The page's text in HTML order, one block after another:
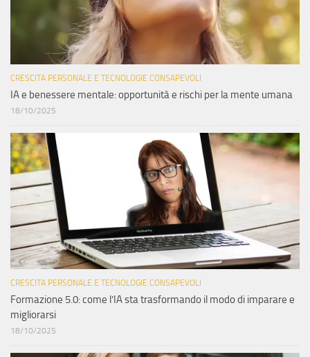
CRESCITA PERSONALE E TECNOLOGIE CONSAPEVOLI
IA e benessere mentale: opportunità e rischi per la mente umana
18/10/2025
CRESCITA PERSONALE E TECNOLOGIE CONSAPEVOLI
Formazione 5.0: come l’IA sta trasformando il modo di imparare e
migliorarsi
18/10/2025